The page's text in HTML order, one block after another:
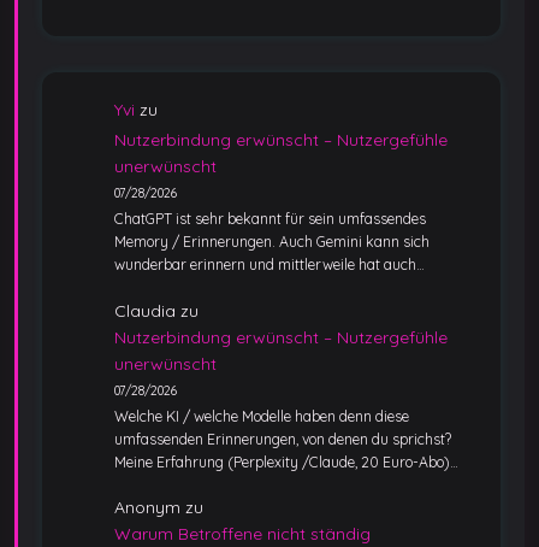
Yvi zu
Nutzerbindung erwünscht – Nutzergefühle
unerwünscht
07/28/2026
ChatGPT ist sehr bekannt für sein umfassendes
Memory / Erinnerungen. Auch Gemini kann sich
wunderbar erinnern und mittlerweile hat auch…
Claudia zu
Nutzerbindung erwünscht – Nutzergefühle
unerwünscht
07/28/2026
Welche KI / welche Modelle haben denn diese
umfassenden Erinnerungen, von denen du sprichst?
Meine Erfahrung (Perplexity /Claude, 20 Euro-Abo)…
Anonym zu
Warum Betroffene nicht ständig